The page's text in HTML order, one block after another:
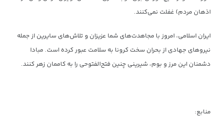
اذهان مردم) غفلت نمی‌کنند.
ایران اسلامی، امروز با مجاهدت‌های شما عزیزان و تلاش‌های سایرین از جمله
نیروهای جهادی از بحران سخت کرونا به سلامت عبور کرده است. مبادا
دشمنان این مرز و بوم، شیرینی چنین فتح‌الفتوحی را به کاممان زهر کنند.
منابع: